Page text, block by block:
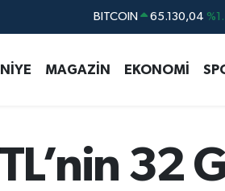
DOLAR 47,7106
STERLİN 64,4046
BITCOIN 65.130,04
MAGAZİN EKONOMİ
32